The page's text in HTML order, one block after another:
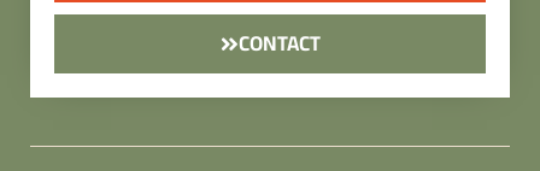
CONTACT